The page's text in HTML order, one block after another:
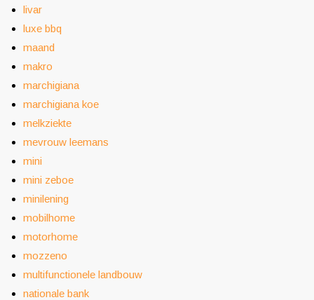
livar
luxe bbq
maand
makro
marchigiana
marchigiana koe
melkziekte
mevrouw leemans
mini
mini zeboe
minilening
mobilhome
motorhome
mozzeno
multifunctionele landbouw
nationale bank